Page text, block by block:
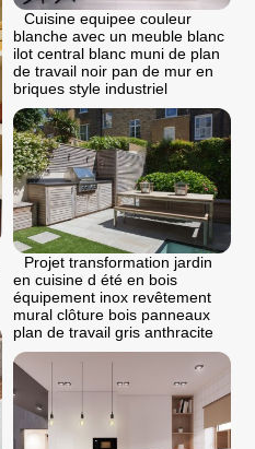
Cuisine equipee couleur
blanche avec un meuble blanc
ilot central blanc muni de plan
de travail noir pan de mur en
briques style industriel
Projet transformation jardin
en cuisine d été en bois
équipement inox revêtement
mural clôture bois panneaux
plan de travail gris anthracite